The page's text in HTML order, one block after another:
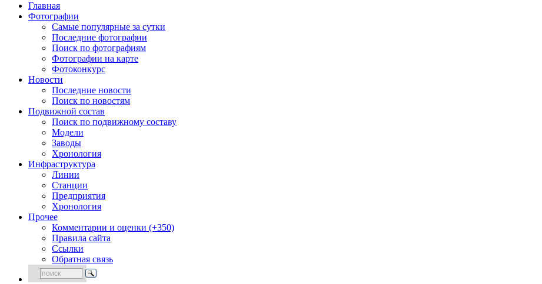
Главная
Фотографии
Cамые популярные за сутки
Последние фотографии
Поиск по фотографиям
Фотографии на карте
Фотоконкурс
Новости
Последние новости
Поиск по новостям
Подвижной состав
Поиск по подвижному составу
Модели
Заводы
Хронология
Инфраструктура
Линии
Станции
Предприятия
Хронология
Прочее
Комментарии и оценки (+350)
Правила сайта
Ссылки
Обратная связь